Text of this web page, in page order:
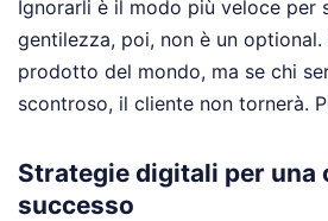
Ignorarli è il modo più veloce per
gentilezza, poi, non è un
prodotto del mondo, ma se chi
scontroso, il cliente non tornerà.
Strategie digitali per una
successo